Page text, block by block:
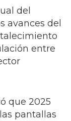
del
avances del
entre
que 2025
pantallas